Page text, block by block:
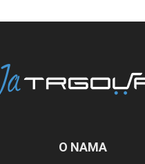
O NAMA